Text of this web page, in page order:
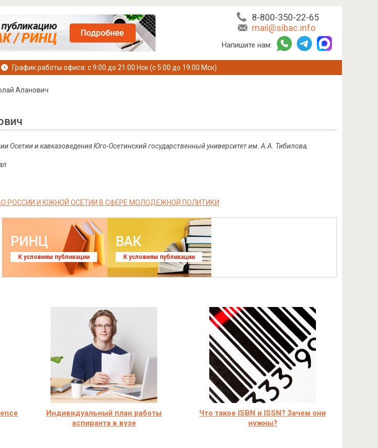
8-800-350-22-65
mail@sibac.info
Напишите нам:
График работы офиса: с 9:00 до 21:00 Нск (с 5:00 до 19:00 Мск)
Аланович
Осетии и кавказоведения Юго-Осетинский государственный университет им. А.А. Тибилова,
РОССИИ И ЮЖНОЙ ОСЕТИИ В СФЕРЕ МОЛОДЕЖНОЙ ПОЛИТИКИ
РИНЦ
К условиям публикации
ВАК
К условиям публикации
Индивидуальный план работы
аспиранта в вузе
Что такое ISBN и ISSN? Зачем они
нужны?